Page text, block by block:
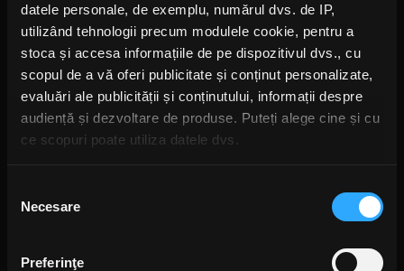
datele personale, de exemplu, numărul dvs. de IP,
utilizând tehnologii precum modulele cookie, pentru a
stoca și accesa informațiile de pe dispozitivul dvs., cu
scopul de a vă oferi publicitate și conținut personalizate,
evaluări ale publicității și conținutului, informații despre
audiență și dezvoltare de produse. Puteți alege cine și cu
ce scopuri poate utiliza datele dvs.
Să colectăm informațiile cu privire la locația dvs.
Să vă identificăm dispozitivul scanândul-l în mod
consimțământului
Necesare
Preferinţe
Fittonia și Reverse The Moment au avut
Ambii soliști au interpretat împreună câteva piese,